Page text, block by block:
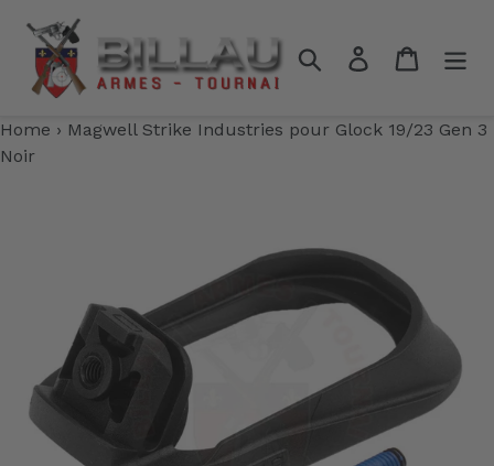
contenu
RechercherSe connecter
Panier
Home › Magwell Strike Industries pour Glock 19/23 Gen 3
Noir